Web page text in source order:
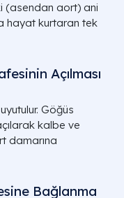
(asendan aort) ani
hayat kurtaran tek
Açılması
Göğüs
kalbe ve
damarına
Bağlanma